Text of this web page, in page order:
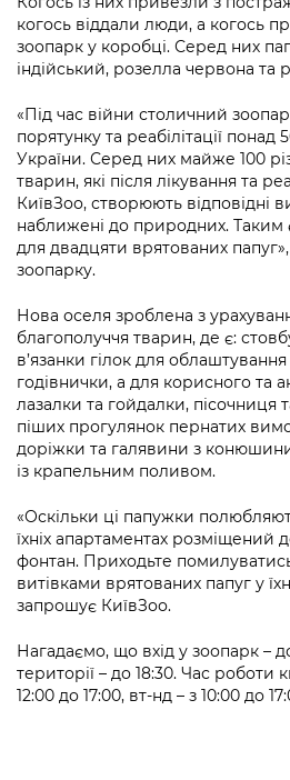
Підприємства, установи,
Kyiv International Relations
Гендерна політика
Безбар'єрність
Київська міська військова
Портал Захисників та
Безбар'єрність
Портал послуг
Міський застосунок Київ
Важливе під час воєнного
Уряд» – місцевий рівень»
Важливе під час воєнного
Про відкриті дані
Портал даних Києва
Публічні дашборди
когось віддали люди, а когось
зоопарк у коробці. Серед них
індійський, розелла червона та
«Під час війни столичний
порятунку та реабілітації понад
України. Серед них майже 100
тварин, які після лікування та
КиївЗоо, створюють відповідні
наближені до природних. Таким
для двадцяти врятованих
зоопарку.
Нова оселя зроблена з
благополуччя тварин, де є:
в’язанки гілок для
годівнички, а для корисного та
лазалки та гойдалки, пісочниця
піших прогулянок пернатих
доріжки та галявини з конюшини
із крапельним поливом.
«Оскільки ці папужки
їхніх апартаментах розміщений
фонтан. Приходьте
витівками врятованих папуг у
запрошує КиївЗоо.
Нагадаємо, що вхід у зоопарк –
території – до 18:30. Час роботи
12:00 до 17:00, вт-нд – з 10:00 до